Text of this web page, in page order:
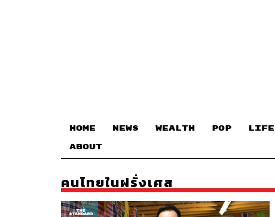
HOME NEWS WEALTH POP LIFE
ABOUT
คนไทยในฝรั่งเศส